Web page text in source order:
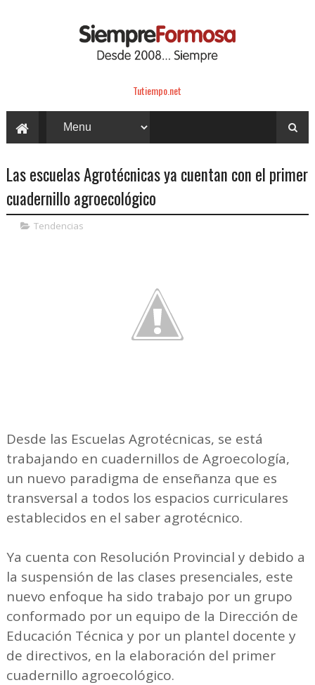
Tutiempo.net
Las escuelas Agrotécnicas ya cuentan con el primer
cuadernillo agroecológico
Tendencias
Desde las Escuelas Agrotécnicas, se está
trabajando en cuadernillos de Agroecología,
un nuevo paradigma de enseñanza que es
transversal a todos los espacios curriculares
establecidos en el saber agrotécnico.
Ya cuenta con Resolución Provincial y debido a
la suspensión de las clases presenciales, este
nuevo enfoque ha sido trabajo por un grupo
conformado por un equipo de la Dirección de
Educación Técnica y por un plantel docente y
de directivos, en la elaboración del primer
cuadernillo agroecológico.